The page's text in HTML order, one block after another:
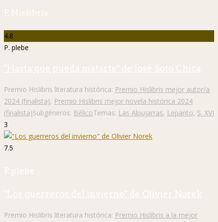
P. Hislibris
4.8
P. plebe
"Hasta que pueda matarte" de José Soto Chica
Premio Hislibris literatura histórica: Premio Hislibris mejor autor/a
2024 (finalista), Premio Hislibris mejor novela histórica 2024
(finalista)Subgéneros: BélicoTemas: Las Alpujarras, Lepanto, S. XVI
3
7.5
P. plebe
"Los guerreros del invierno" de Olivier Norek
Premio Hislibris literatura histórica: Premio Hislibris a la mejor